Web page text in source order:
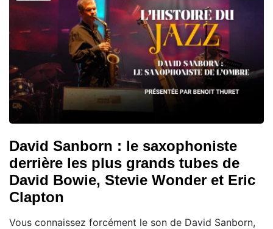
David Sanborn : le saxophoniste
derrière les plus grands tubes de
David Bowie, Stevie Wonder et Eric
Clapton
Vous connaissez forcément le son de David Sanborn,